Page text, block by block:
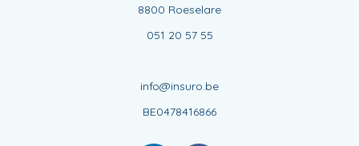
8800 Roeselare
051 20 57 55
info@insuro.be
BE0478416866